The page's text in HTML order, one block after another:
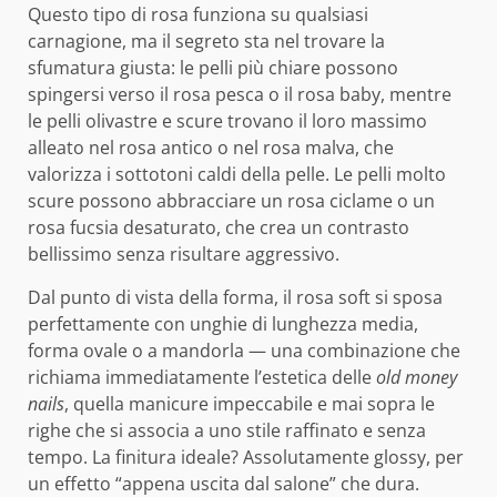
Questo tipo di rosa funziona su qualsiasi
carnagione, ma il segreto sta nel trovare la
sfumatura giusta: le pelli più chiare possono
spingersi verso il rosa pesca o il rosa baby, mentre
le pelli olivastre e scure trovano il loro massimo
alleato nel rosa antico o nel rosa malva, che
valorizza i sottotoni caldi della pelle. Le pelli molto
scure possono abbracciare un rosa ciclame o un
rosa fucsia desaturato, che crea un contrasto
bellissimo senza risultare aggressivo.
Dal punto di vista della forma, il rosa soft si sposa
perfettamente con unghie di lunghezza media,
forma ovale o a mandorla — una combinazione che
richiama immediatamente l’estetica delleold money
nails, quella manicure impeccabile e mai sopra le
righe che si associa a uno stile raffinato e senza
tempo. La finitura ideale? Assolutamente glossy, per
un effetto “appena uscita dal salone” che dura.